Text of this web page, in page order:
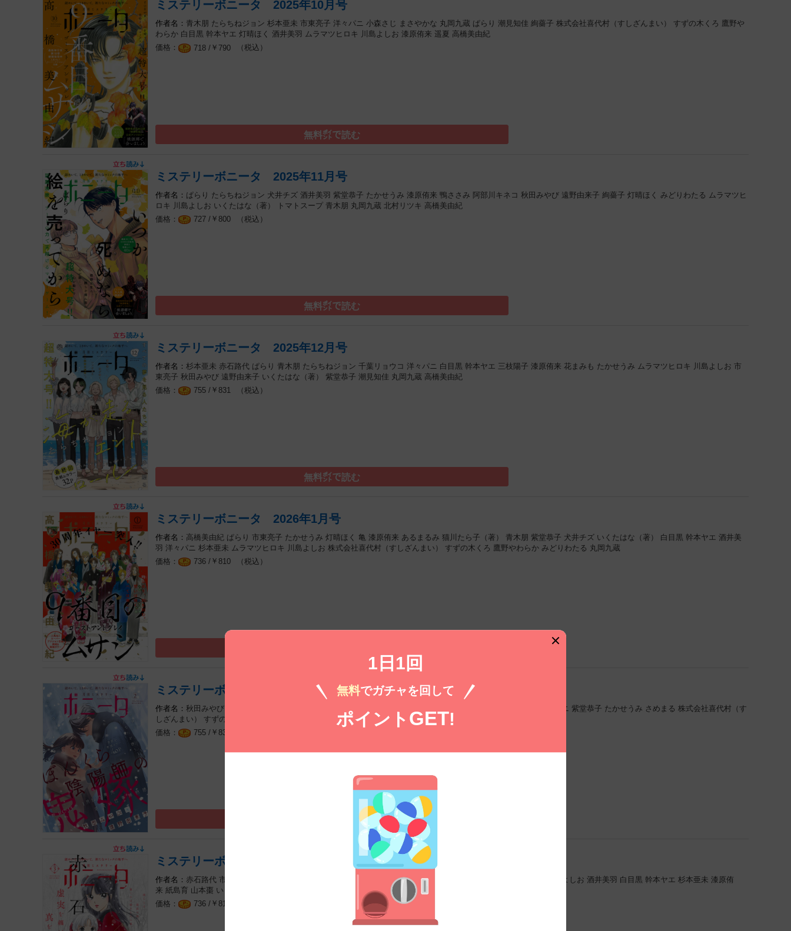
ミステリーボニータ 2025年10月号
青木朋 たらちねジョン 杉本亜未 市東亮子 洋々パニ 小森さじ まさやかな 丸岡九蔵 ぱらり 潮見知佳 絢薔子 株式会社喜代村（すしざんまい） すずの木くろ 鷹野や
わらか 白目黒 幹本ヤエ 灯晴ほく 酒井美羽 ムラマツヒロキ 川島よしお 漆原侑来 遥夏 高橋美由紀
718 / ￥ 790 （税込）
無料㌽で読む
ミステリーボニータ 2025年11月号
ぱらり たらちねジョン 犬井チズ 酒井美羽 紫堂恭子 たかせうみ 漆原侑来 鴨ささみ 阿部川キネコ 秋田みやび 遠野由来子 絢薔子 灯晴ほく みどりわたる ムラマツヒ
ロキ
川島よしお いくたはな（著） トマトスープ 青木朋 丸岡九蔵 北村リツキ 高橋美由紀
727 / ￥ 800 （税込）
無料㌽で読む
ミステリーボニータ 2025年12月号
杉本亜未 赤石路代 ぱらり 青木朋 たらちねジョン 千葉リョウコ 洋々パニ 白目黒 幹本ヤエ 三枝陽子 漆原侑来 花まみも たかせうみ ムラマツヒロキ 川島よしお 市
東亮子 秋田みやび 遠野由来子 いくたはな（著） 紫堂恭子 潮見知佳 丸岡九蔵 高橋美由紀
755 / ￥ 831 （税込）
無料㌽で読む
ミステリーボニータ 2026年1月号
高橋美由紀 ぱらり 市東亮子 たかせうみ 灯晴ほく 亀 漆原侑来 あるまるみ 猫川たら子（著） 青木朋 紫堂恭子 犬井チズ いくたはな（著） 白目黒 幹本ヤエ 酒井美
羽 洋々パニ 杉本亜未 ムラマツヒロキ 川島よしお 株式会社喜代村（すしざんまい） すずの木くろ 鷹野やわらか みどりわたる 丸岡九蔵
736 / ￥ 810 （税込）
ミステリーボニータ 2026年2月号
秋田みやび 洋々パニ 紫堂恭子 たかせうみ さめまる 株式会社喜代村（す
しざんまい）
すずの木くろ 灯晴ほく ムラマツヒロキ 川島よしお
755 / ￥ 831
無料㌽で読む
ミステリーボニータ 2026年3月号
赤石路代 市東亮子 秋田みやび 遠野由来子 川島よしお 酒井美羽 白目黒 幹本ヤエ 杉本亜未 漆原侑
来 紙島育 山本棗 いくたはな（著）
丸岡九蔵
736 / ￥ 810
1日1回
無料でガチャを回して
ポイント GET!